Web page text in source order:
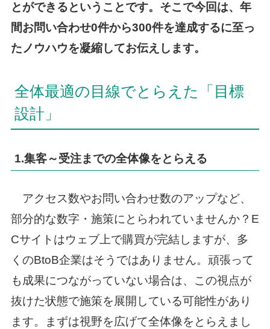
とができるということです。そこで今回は、年
間お問い合わせ0件から300件を達成するに至っ
たノウハウを凝縮してお伝えします。
全体最適の目線でとらえた「目標
設計」
1.集客～受注までの全体像をとらえる
アクセス数やお問い合わせ数のアップなど、
部分的な数字・施策にとらわれていませんか？E
Cサイトはウェブ上で購買が完結しますが、多
くのBtoB企業はそうではありません。頑張って
も成果につながっていない場合は、この視点が
抜けた状態で施策を展開している可能性があり
ます。まずは視野を広げて全体像をとらえまし